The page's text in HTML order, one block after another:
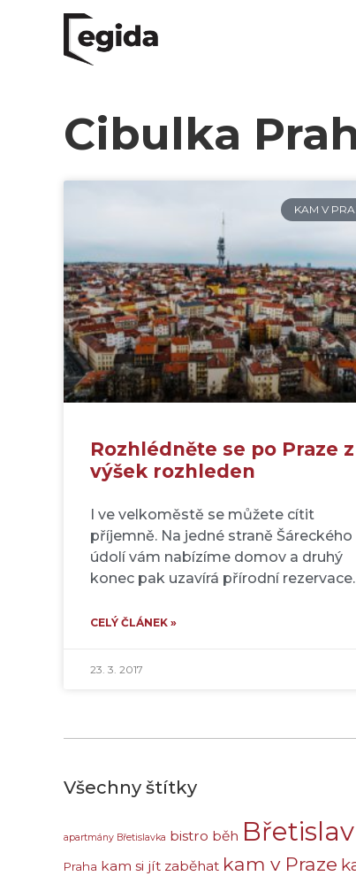
Cibulka
KAM V
Rozhlédněte se po Praze z
výšek rozhleden
I ve velkoměstě se můžete cítit
příjemně. Na jedné straně Šáreckého
údolí vám nabízíme domov a druhý
konec pak uzavírá přírodní rezervace.
CELÝ ČLÁNEK »
23. 3. 2017
Všechny štítky
apartmány Břetislavka bistro běh
Praha kam si jít zaběhat kam v Praze